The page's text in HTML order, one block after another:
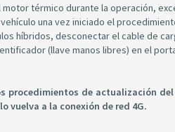
motor térmico durante la operación,
una vez iniciado el
híbridos, desconectar el cable de
(llave manos libres) en el
procedimientos de actualización
vuelva a la conexión de red 4G.